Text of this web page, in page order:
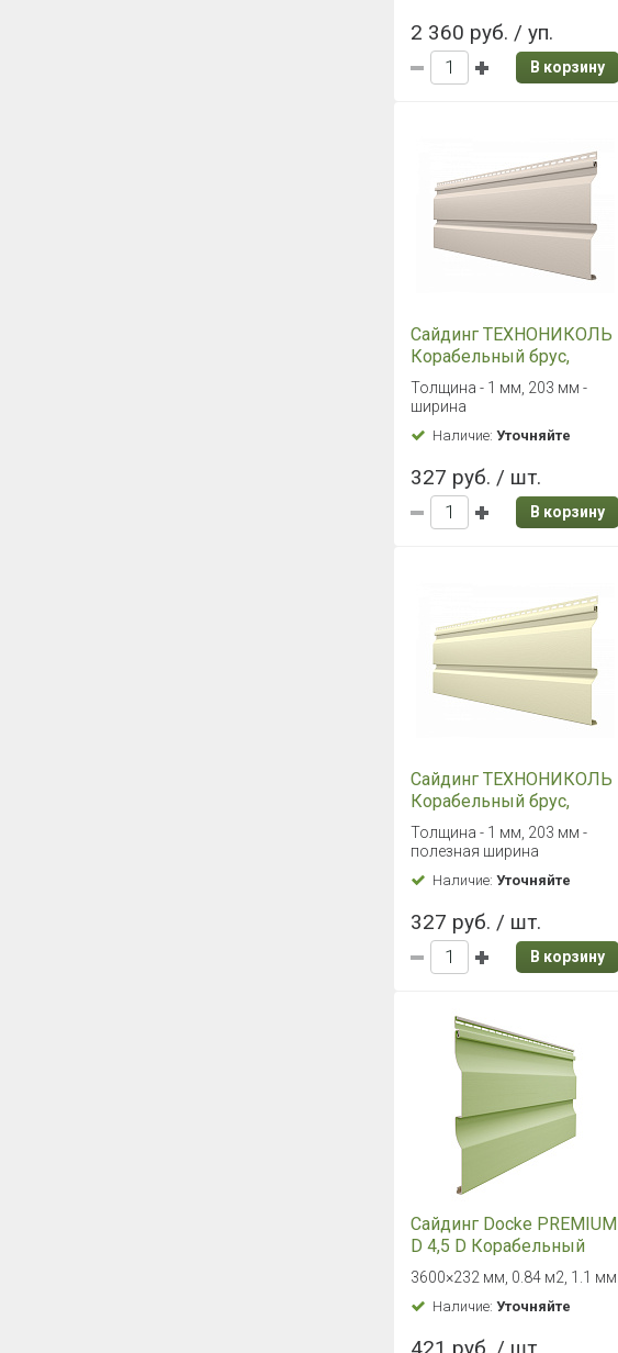
2 360 руб. / уп.
В корзину
Сайдинг ТЕХНОНИКОЛЬ
Корабельный брус,
акация, 3м
Толщина - 1 мм, 203 мм -
ширина
Наличие: Уточняйте
327 руб. / шт.
В корзину
Сайдинг ТЕХНОНИКОЛЬ
Корабельный брус,
мимоза, 3м
Толщина - 1 мм, 203 мм -
полезная ширина
Наличие: Уточняйте
327 руб. / шт.
В корзину
Сайдинг Docke PREMIUM
D 4,5 D Корабельный
брус (Киви)
3600×232 мм, 0.84 м2, 1.1 мм
Наличие: Уточняйте